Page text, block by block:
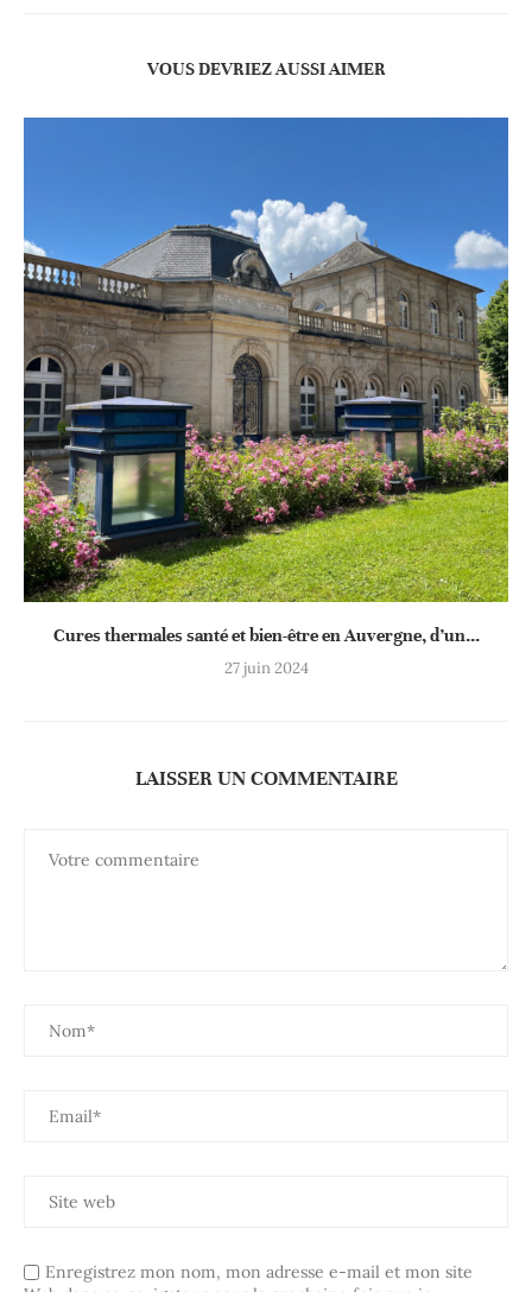
VOUS DEVRIEZ AUSSI AIMER
Cures thermales santé et bien-être en Auvergne, d’un...
27 juin 2024
LAISSER UN COMMENTAIRE
Enregistrez mon nom, mon adresse e-mail et mon site